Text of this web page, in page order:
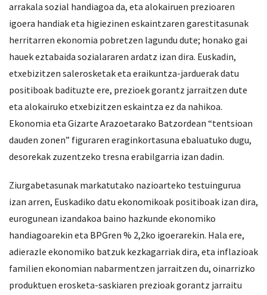
arrakala sozial handiagoa da, eta alokairuen prezioaren
igoera handiak eta higiezinen eskaintzaren garestitasunak
herritarren ekonomia pobretzen lagundu dute; honako gai
hauek eztabaida sozialararen ardatz izan dira. Euskadin,
etxebizitzen salerosketak eta eraikuntza-jarduerak datu
positiboak badituzte ere, prezioek gorantz jarraitzen dute
eta alokairuko etxebizitzen eskaintza ez da nahikoa.
Ekonomia eta Gizarte Arazoetarako Batzordean “tentsioan
dauden zonen” figuraren eraginkortasuna ebaluatuko dugu,
desorekak zuzentzeko tresna erabilgarria izan dadin.
Ziurgabetasunak markatutako nazioarteko testuingurua
izan arren, Euskadiko datu ekonomikoak positiboak izan dira,
eurogunean izandakoa baino hazkunde ekonomiko
handiagoarekin eta BPGren % 2,2ko igoerarekin. Hala ere,
adierazle ekonomiko batzuk kezkagarriak dira, eta inflazioak
familien ekonomian nabarmentzen jarraitzen du, oinarrizko
produktuen erosketa-saskiaren prezioak gorantz jarraitu